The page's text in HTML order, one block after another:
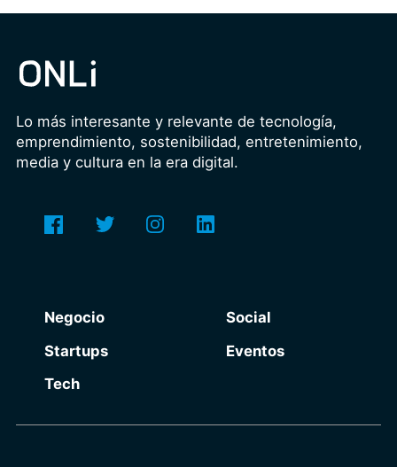
Lo más interesante y relevante de tecnología,
emprendimiento, sostenibilidad, entretenimiento,
media y cultura en la era digital.
Negocio
Startups
Tech
Social
Eventos